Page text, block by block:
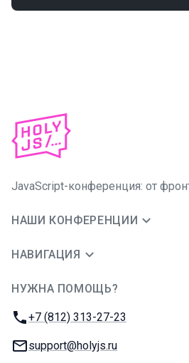
JavaScript-конференция: от
НАШИ КОНФЕРЕНЦИИ
НАВИГАЦИЯ
НУЖНА ПОМОЩЬ?
Телефон:
+7 (812) 313-27-23
E-mail:
support@holyjs.ru